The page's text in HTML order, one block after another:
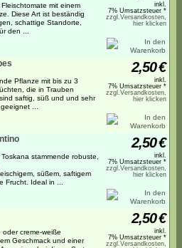
mit einem
Diese Art ist beständig
schattige Standorte,
den ...
inkl.
7% Umsatzsteuer *
zzgl.Versandkosten,
hier klicken
Pflanze mit bis zu 3
die in Trauben
saftig, süß und und sehr
...
2,50€
inkl.
7% Umsatzsteuer *
zzgl.Versandkosten,
hier klicken
stammende robuste,
süßem, saftigem
Frucht. Ideal in ...
2,50€
inkl.
7% Umsatzsteuer *
zzgl.Versandkosten,
hier klicken
creme-weiße
Geschmack und einer
2,50€
inkl.
7% Umsatzsteuer *
zzgl.Versandkosten,